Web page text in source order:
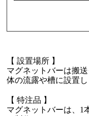
【 設置場所 】
マグネットバーは搬
体の流露や槽に設置し
【 特注品 】
マグネットバーは、1